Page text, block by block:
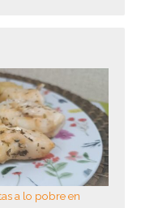
a lo pobre en